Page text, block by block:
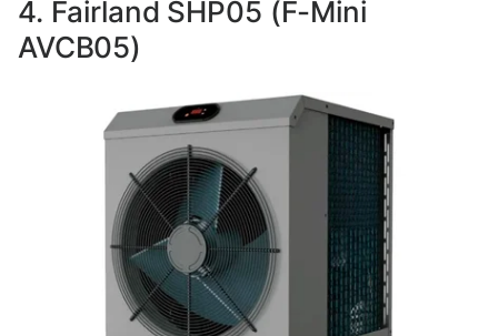
4. Fairland SHP05 (F-Mini
AVCB05)